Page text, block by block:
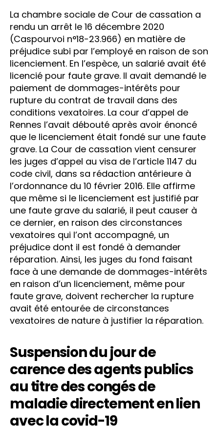
La chambre sociale de Cour de cassation a
rendu un arrêt le 16 décembre 2020
(Caspourvoi n°18-23.966) en matière de
préjudice subi par l’employé en raison de son
licenciement. En l’espèce, un salarié avait été
licencié pour faute grave. Il avait demandé le
paiement de dommages-intérêts pour
rupture du contrat de travail dans des
conditions vexatoires. La cour d’appel de
Rennes l’avait débouté après avoir énoncé
que le licenciement était fondé sur une faute
grave. La Cour de cassation vient censurer
les juges d’appel au visa de l’article 1147 du
code civil, dans sa rédaction antérieure à
l’ordonnance du 10 février 2016. Elle affirme
que même si le licenciement est justifié par
une faute grave du salarié, il peut causer à
ce dernier, en raison des circonstances
vexatoires qui l’ont accompagné, un
préjudice dont il est fondé à demander
réparation. Ainsi, les juges du fond faisant
face à une demande de dommages-intérêts
en raison d’un licenciement, même pour
faute grave, doivent rechercher la rupture
avait été entourée de circonstances
vexatoires de nature à justifier la réparation.
Suspension du jour de
carence des agents publics
au titre des congés de
maladie directement en lien
avec la covid-19